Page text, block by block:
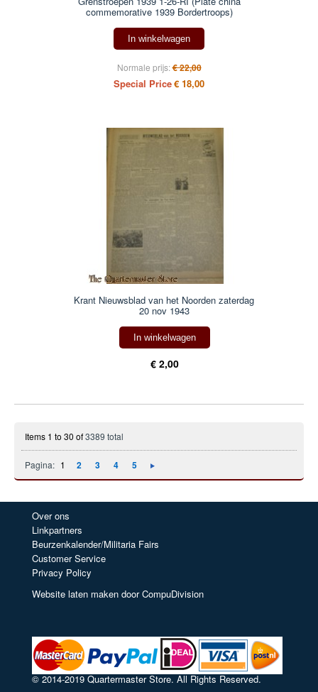
commemorative 1939 Bordertroops)
In winkelwagen
Normale prijs:€ 22,00
Special Price€ 18,00
Krant Nieuwsblad van het Noorden zaterdag
20 nov 1943
In winkelwagen
€ 2,00
Items 1 to 30 of3389 total
Pagina: 1 2 3 4 5
Over ons
Linkpartners
Beurzenkalender/Militaria Fairs
Customer Service
Privacy Policy
Website laten maken door CompuDivision
© 2014-2019 Quartermaster Store. All Rights Reserved.